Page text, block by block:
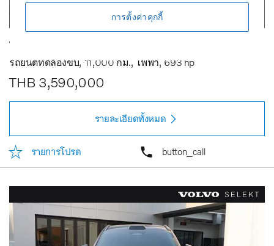
Volvo EX90 Ultra Twin Performance 7 seats
รถยนต์ทดลองขับ 11,000 กม. ไฟฟ้า 693 hp
THB 3,590,000
รายละเอียดทั้งหมด
รายการโปรด button_call
การตั้งค่าคุกกี้